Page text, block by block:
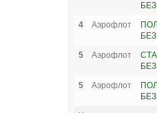
4
Аэрофлот
5
Аэрофлот
5
Аэрофлот